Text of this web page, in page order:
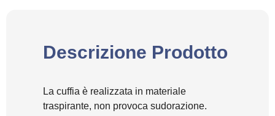
Descrizione Prodotto
La cuffia è realizzata in materiale
traspirante, non provoca sudorazione.